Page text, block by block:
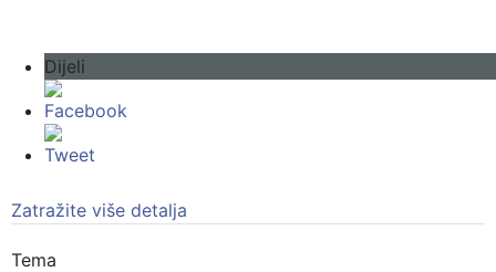
Dijeli
Facebook
Tweet
Zatražite više detalja
Tema